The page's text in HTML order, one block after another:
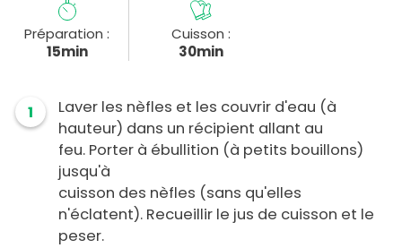
Préparation :
15min
Cuisson :
30min
1
Laver les nèfles et les couvrir d'eau (à
hauteur) dans un récipient allant au
feu. Porter à ébullition (à petits bouillons)
jusqu'à
cuisson des nèfles (sans qu'elles
n'éclatent). Recueillir le jus de cuisson et le
peser.